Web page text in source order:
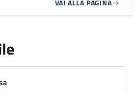
VAI ALLA PAGINA